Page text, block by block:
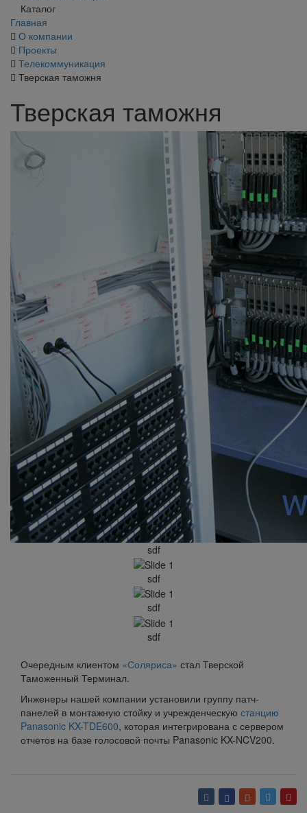
Каталог
Главная
О компании
Проекты
Телекоммуникация
Тверская таможня
Тверская таможня
sdf
sdf
sdf
sdf
Очередным клиентом «Соляриса» стал Тверской
Таможенный Терминал.
Инженеры нашей компании установили группу патч-
панелей в монтажную стойку и учрежденческую станцию
Panasonic KX-TDE600, которая интегрирована с сервером
отчетов на базе голосовой почты Panasonic KX-NCV200.